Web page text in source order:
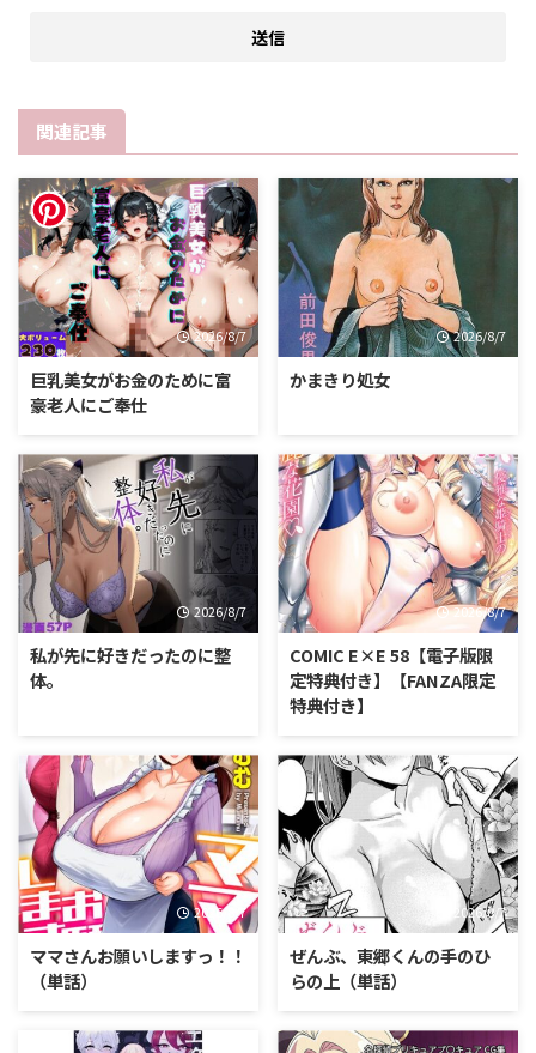
関連記事
2026/8/7
巨乳美女がお金のために富
豪老人にご奉仕
2026/8/7
かまきり処女
2026/8/7
私が先に好きだったのに整
体。
2026/8/7
COMIC E×E 58【電子版限
定特典付き】【FANZA限定
特典付き】
2026/8/7
ママさんお願いしますっ！！
（単話）
2026/8/7
ぜんぶ、東郷くんの手のひ
らの上（単話）